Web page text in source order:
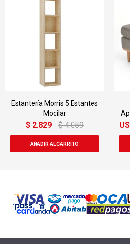
Isla Pie De Cama Puff
Apoyapiés Otomano Taurus
USD 113,23 USD